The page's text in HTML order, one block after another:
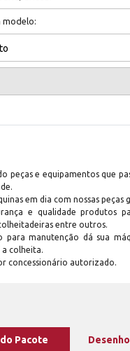
modelo:
peças e equipamentos que
em dia com nossas peças
e qualidade produtos
entre outros.
para manutenção dá sua
colheita.
concessionário autorizado.
Pacote